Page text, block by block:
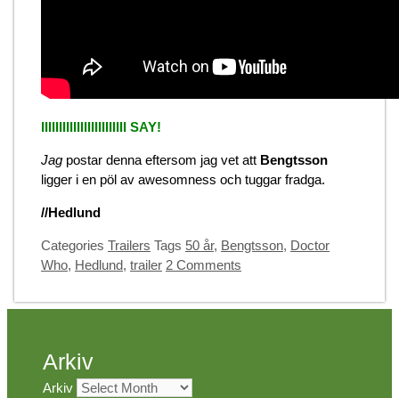
IIIIIIIIIIIIIIIIIIIIIIII SAY!
Jag postar denna eftersom jag vet att Bengtsson
ligger i en pöl av awesomness och tuggar fradga.
//Hedlund
Categories Trailers Tags 50 år, Bengtsson, Doctor
Who, Hedlund, trailer 2 Comments
Arkiv
Arkiv